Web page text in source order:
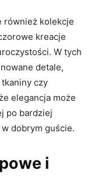
również kolekcje
kreacje
W tych
detale,
czy
elegancja może
po bardziej
dobrym guście.
i